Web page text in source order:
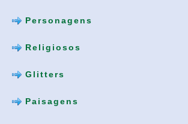
Personagens
Religiosos
Glitters
Paisagens